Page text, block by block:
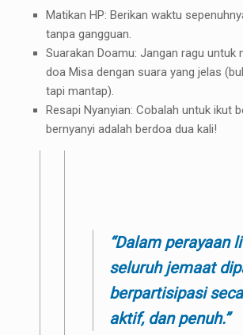
Matikan HP: Berikan waktu
tanpa gangguan.
Suarakan Doamu: Jangan ragu untuk
doa Misa dengan suara yang jelas
tapi mantap).
Resapi Nyanyian: Cobalah untuk ikut
bernyanyi adalah berdoa dua kali!
“Dalam perayaan
seluruh jemaat
berpartisipasi
aktif, dan penuh.”